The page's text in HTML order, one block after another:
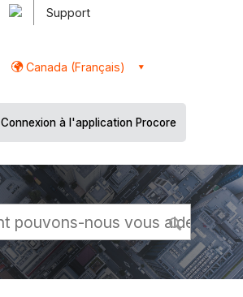
Support
Canada (Français)
Connexion à l'application Procore